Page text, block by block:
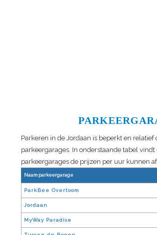
Parkeren in de Jordaan is beperkt en
parkeergarages. In onderstaande tabel
parkeergarages de prijzen per uur kunnen
Naam parkeergarage
ParkBee Overtoom
Jordaan
MyWay Paradise